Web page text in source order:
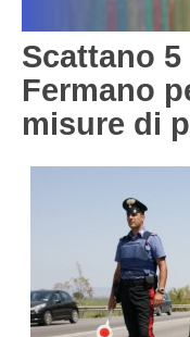
Scattano
Fermano
misure di